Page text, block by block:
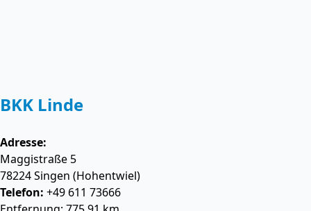
BKK Linde
Adresse:
Maggistraße 5
78224Singen (Hohentwiel)
Telefon: +49 611 73666